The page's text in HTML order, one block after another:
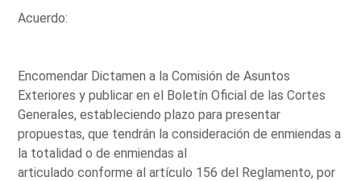
Acuerdo:
Encomendar Dictamen a la Comisión de Asuntos
Exteriores y publicar en el Boletín Oficial de las Cortes
Generales, estableciendo plazo para presentar
propuestas, que tendrán la consideración de enmiendas a
la totalidad o de enmiendas al
articulado conforme al artículo 156 del Reglamento, por